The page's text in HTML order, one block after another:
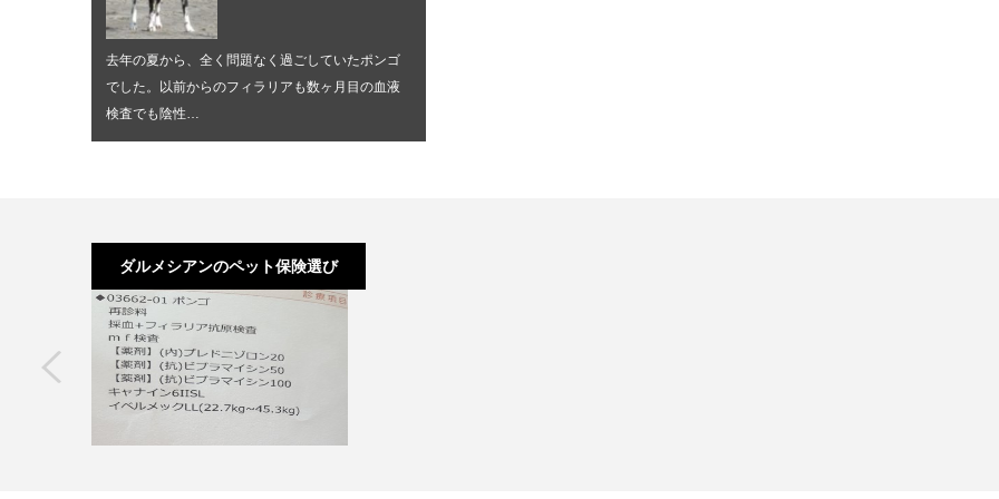
去年の夏から、全く問題なく過ごしていたポンゴ
でした。以前からのフィラリアも数ヶ月目の血液
検査でも陰性…
ダルメシアンのペット保険選び